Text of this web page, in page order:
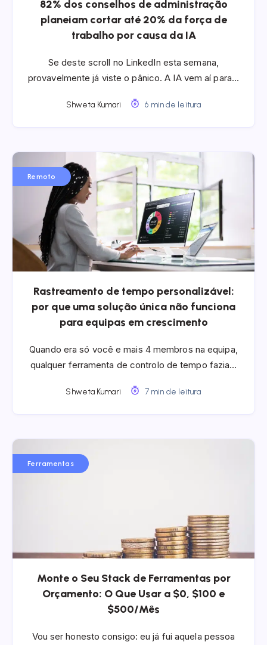
82% dos conselhos de administração
planeiam cortar até 20% da força de
trabalho por causa da IA
Se deste scroll no LinkedIn esta semana,
provavelmente já viste o pânico. A IA vem aí para…
Shweta Kumari 6 min de leitura
Remoto
Rastreamento de tempo personalizável:
por que uma solução única não funciona
para equipas em crescimento
Quando era só você e mais 4 membros na equipa,
qualquer ferramenta de controlo de tempo fazia…
Shweta Kumari 7 min de leitura
Ferramentas
Monte o Seu Stack de Ferramentas por
Orçamento: O Que Usar a $0, $100 e
$500/Mês
Vou ser honesto consigo: eu já fui aquela pessoa